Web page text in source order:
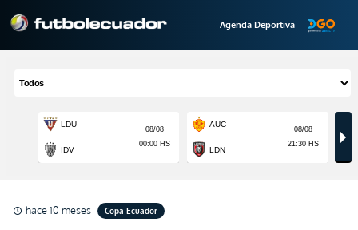
Agenda Deportiva
schedule hace 10 meses Copa Ecuador